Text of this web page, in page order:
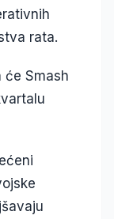
rata.
će Smash